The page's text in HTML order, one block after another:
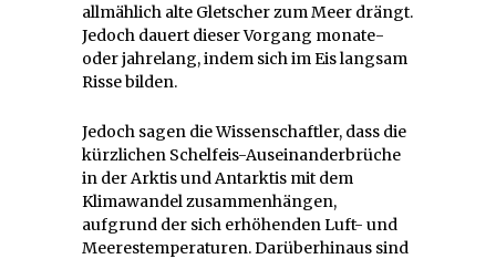
allmählich alte Gletscher zum Meer drängt.
Jedoch dauert dieser Vorgang monate-
oder jahrelang, indem sich im Eis langsam
Risse bilden.
Jedoch sagen die Wissenschaftler, dass die
kürzlichen Schelfeis-Auseinanderbrüche
in der Arktis und Antarktis mit dem
Klimawandel zusammenhängen,
aufgrund der sich erhöhenden Luft- und
Meerestemperaturen. Darüberhinaus sind